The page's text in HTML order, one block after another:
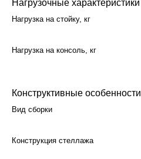
Нагрузочные характеристики
Нагрузка на стойку, кг
Нагрузка на консоль, кг
Конструктивные особенности
Вид сборки
Конструкция стеллажа